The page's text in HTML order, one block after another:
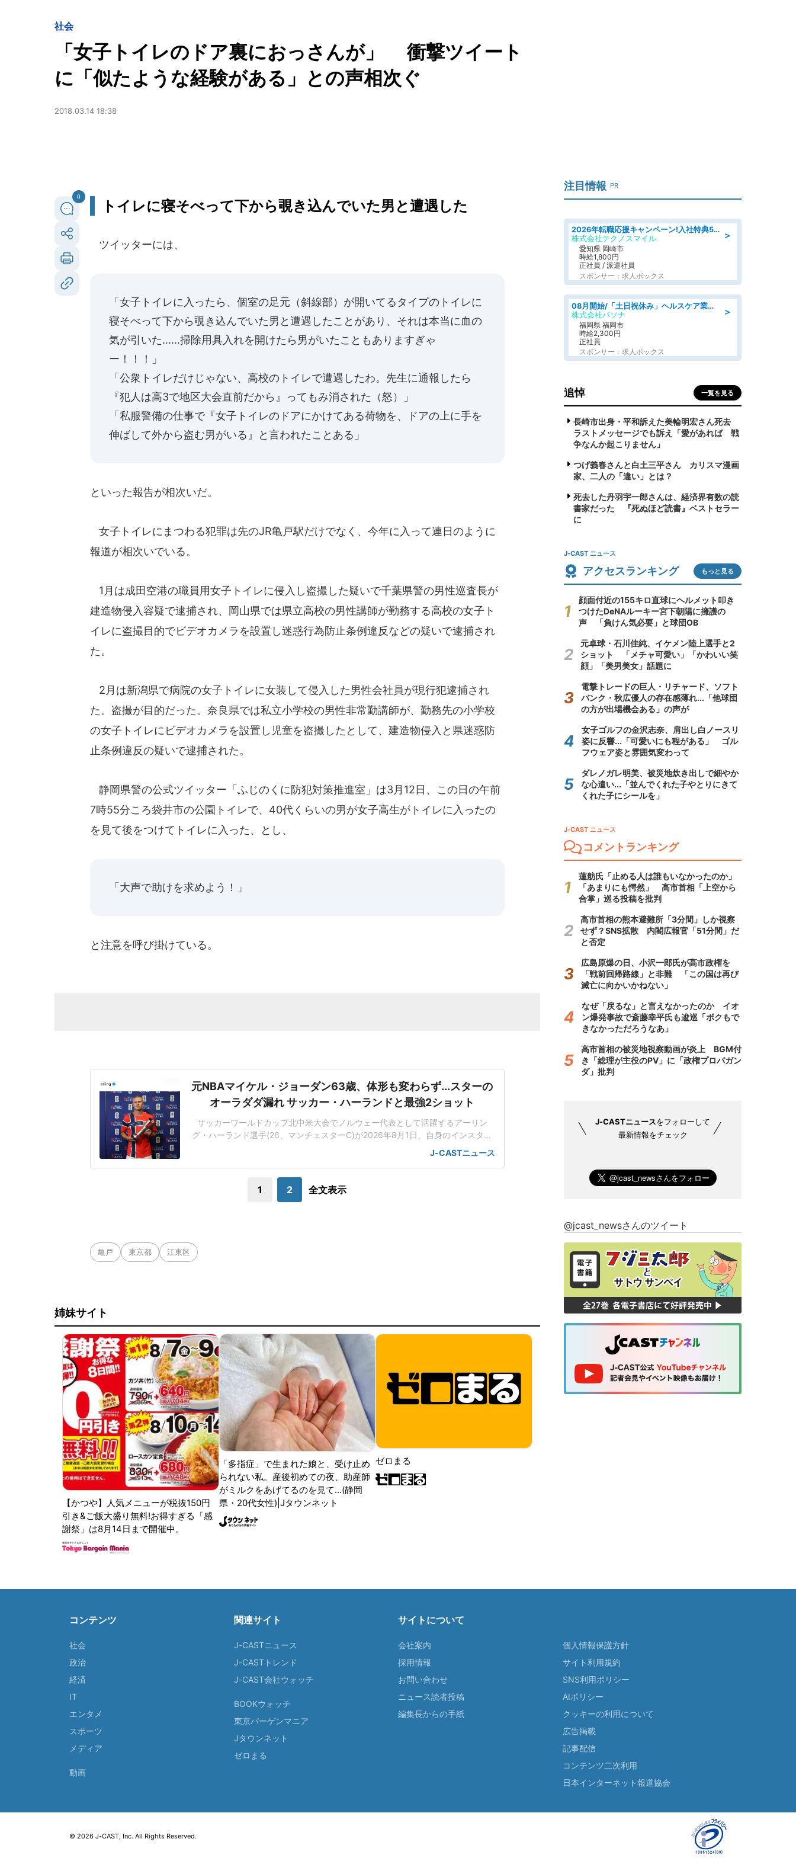
社会
「女子トイレのドア裏におっさんが」 衝撃ツイート
に「似たような経験がある」との声相次ぐ
2018.03.14 18:38
0
トイレに寝そべって下から覗き込んでいた男と遭遇した
ツイッターには、
「女子トイレに入ったら、個室の足元（斜線部）が開いてるタイプのトイレに
寝そべって下から覗き込んでいた男と遭遇したことがあり、それは本当に血の
気が引いた......掃除用具入れを開けたら男がいたこともありますぎゃ
ー！！！」
「公衆トイレだけじゃない、高校のトイレで遭遇したわ。先生に通報したら
『犯人は高3で地区大会直前だから』ってもみ消された（怒）」
「私服警備の仕事で『女子トイレのドアにかけてある荷物を、ドアの上に手を
伸ばして外から盗む男がいる』と言われたことある」
といった報告が相次いだ。
女子トイレにまつわる犯罪は先のJR亀戸駅だけでなく、今年に入って連日のように
報道が相次いでいる。
1月は成田空港の職員用女子トイレに侵入し盗撮した疑いで千葉県警の男性巡査長が
建造物侵入容疑で逮捕され、岡山県では県立高校の男性講師が勤務する高校の女子ト
イレに盗撮目的でビデオカメラを設置し迷惑行為防止条例違反などの疑いで逮捕され
た。
2月は新潟県で病院の女子トイレに女装して侵入した男性会社員が現行犯逮捕され
た。盗撮が目的だった。奈良県では私立小学校の男性非常勤講師が、勤務先の小学校
の女子トイレにビデオカメラを設置し児童を盗撮したとして、建造物侵入と県迷惑防
止条例違反の疑いで逮捕された。
静岡県警の公式ツイッター「ふじのくに防犯対策推進室」は3月12日、この日の午前
7時55分ころ袋井市の公園トイレで、40代くらいの男が女子高生がトイレに入ったの
を見て後をつけてトイレに入った、とし、
「大声で助けを求めよう！」
と注意を呼び掛けている。
元NBAマイケル・ジョーダン63歳、体形も変わらず...スターの
オーラダダ漏れ サッカー・ハーランドと最強2ショット
サッカーワールドカップ北中米大会でノルウェー代表として活躍するアーリン
グ・ハーランド選手(26、マンチェスターC)が2026年8月1日、自身のインスタグ
ラムを更新。NBAのレジェンド選手マイケル・ジョーダンさん(63)との肩組みシ
ョットを披露した。ハーランド&ジョーダンの肩組みショットハーランド選手は、
ョットを投
J-CASTニュース
1 2 全文表示
亀戸 東京都 江東区
姉妹サイト
【かつや】人気メニューが税抜150円
引き&ご飯大盛り無料!お得すぎる「感
謝祭」は8月14日まで開催中。
「多指症」で生まれた娘と、受け止め
られない私。産後初めての夜、助産師
がミルクをあげてるのを見て...(静岡
県・20代女性)|Jタウンネット
ゼロまる
注目情報 PR
＞
2026年転職応援キャンペーン!入社特典58万円/デンソーで働こう!自動車工場で小型部品の検査業務 denso aichi
株式会社テクノスマイル
愛知県 岡崎市
時給1,800円
正社員 / 派遣社員
スポンサー：求人ボックス
＞
08月開始/「土日祝休み」ヘルスケア業界の産業保健師/高時給/未経験OK/要資格:保健師、正看護師
株式会社パソナ
福岡県 福岡市
時給2,300円
正社員
スポンサー：求人ボックス
追悼 一覧を見る
長崎市出身・平和訴えた美輪明宏さん死去
ラストメッセージでも訴え「愛があれば 戦
争なんか起こりません」
つげ義春さんと白土三平さん カリスマ漫画
家、二人の「違い」とは？
死去した丹羽宇一郎さんは、経済界有数の読
書家だった 『死ぬほど読書』ベストセラー
に
J-CAST ニュース
アクセスランキング もっと見る
顔面付近の155キロ直球にヘルメット叩き
つけたDeNAルーキー宮下朝陽に擁護の
声 「負けん気必要」と球団OB
元卓球・石川佳純、イケメン陸上選手と2
ショット 「メチャ可愛い」「かわいい笑
顔」「美男美女」話題に
電撃トレードの巨人・リチャード、ソフト
バンク・秋広優人の存在感薄れ...「他球団
の方が出場機会ある」の声が
女子ゴルフの金沢志奈、肩出し白ノースリ
姿に反響...「可愛いにも程がある」 ゴル
フウェア姿と雰囲気変わって
ダレノガレ明美、被災地炊き出しで細やか
な心遣い...「並んでくれた子やとりにきて
くれた子にシールを」
J-CAST ニュース
コメントランキング
蓮舫氏「止める人は誰もいなかったのか」
「あまりにも愕然」 高市首相「上空から
合掌」巡る投稿を批判
高市首相の熊本避難所「3分間」しか視察
せず？SNS拡散 内閣広報官「51分間」だ
と否定
広島原爆の日、小沢一郎氏が高市政権を
「戦前回帰路線」と非難 「この国は再び
滅亡に向かいかねない」
なぜ「戻るな」と言えなかったのか イオ
ン爆発事故で斎藤幸平氏も逡巡「ボクもで
きなかっただろうなあ」
高市首相の被災地視察動画が炎上 BGM付
き「総理が主役のPV」に「政権プロパガン
ダ」批判
J-CASTニュースをフォローして
最新情報をチェック
@jcast_newsさんのツイート
コンテンツ
社会
政治
経済
IT
エンタメ
スポーツ
メディア
動画
関連サイト
J-CASTニュース
J-CASTトレンド
J-CAST会社ウォッチ
BOOKウォッチ
東京バーゲンマニア
Jタウンネット
ゼロまる
サイトについて
会社案内
採用情報
お問い合わせ
ニュース読者投稿
編集長からの手紙
個人情報保護方針
サイト利用規約
SNS利用ポリシー
AIポリシー
クッキーの利用について
広告掲載
記事配信
コンテンツ二次利用
日本インターネット報道協会
© 2026 J-CAST, Inc. All Rights Reserved.